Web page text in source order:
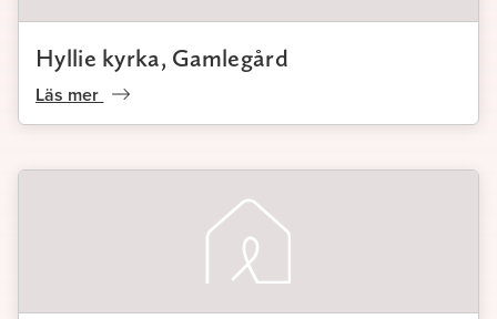
Hyllie kyrka, Gamlegård
Läs mer